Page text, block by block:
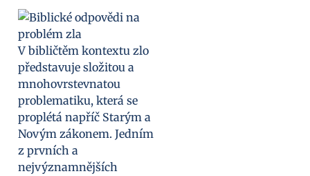
V bibličtěm kontextu zlo
představuje složitou a
mnohovrstevnatou
problematiku, která se
proplétá napříč Starým a
Novým zákonem. Jedním
z prvních a
nejvýznamnějších